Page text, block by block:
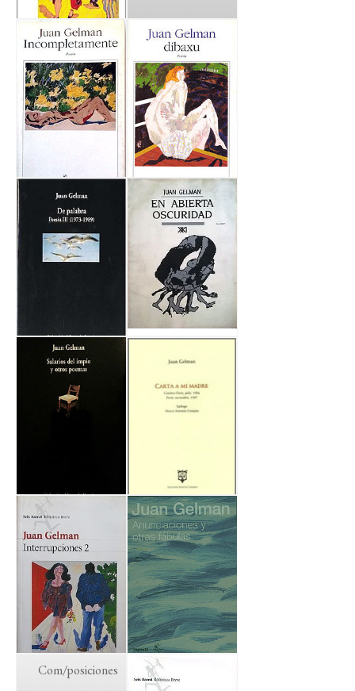
Com/posiciones